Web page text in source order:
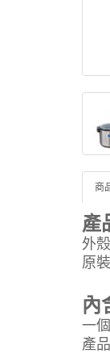
商
產
外
原
內
一
產